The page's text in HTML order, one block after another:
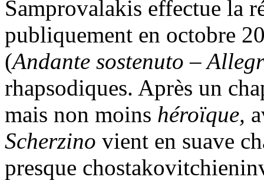
Samprovalakis effectue la
publiquement en octobre
(Andante sostenuto –
rhapsodiques. Après un
mais non moins héroïque,
Scherzino vient en suave
presque